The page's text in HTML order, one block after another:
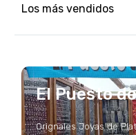
Los más vendidos
El Puesto
Orignales Joyas de